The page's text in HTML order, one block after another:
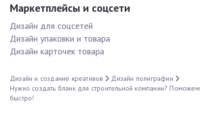
Маркетплейсы и соцсети
Дизайн для соцсетей
Дизайн упаковки и товара
Дизайн карточек товара
Дизайн и создание креативов
Дизайн полиграфии
Нужно создать бланк для строительной компании? Поможем
быстро!